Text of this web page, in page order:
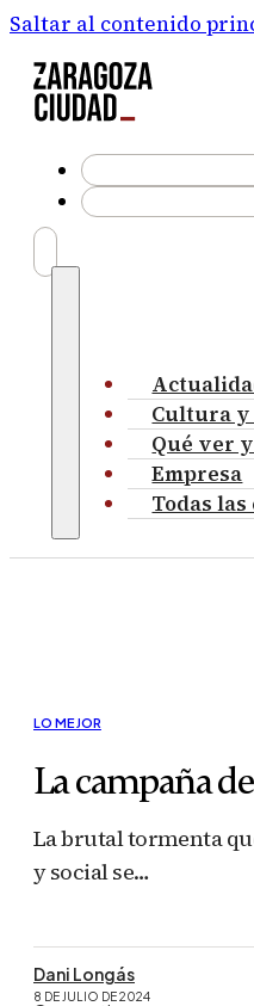
Saltar al contenido
Cultura y
Qué ver
Empresa
Todas
LO MEJOR
La campaña
La brutal tormenta
y social se…
Dani Longás
8 DE JULIO DE 2024